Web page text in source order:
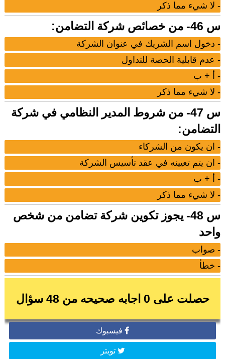
- لا شيء مما ذكر
س 46- من خصائص شركة التضامن:
- دخول اسم الشريك في عنوان الشركة
- عدم قابلية الحصة للتداول
- أ + ب
- لا شيء مما ذكر
س 47- من شروط المدير النظامي في شركة
التضامن:
- ان يكون من الشركاء
- ان يتم تعيينه في عقد تأسيس الشركة
- أ + ب
- لا شيء مما ذكر
س 48- يجوز تكوين شركة تضامن من شخص
واحد
- صواب
- خطأ
حصلت على 0 اجابه صحيحه من 48 سؤال
فيسبوك
تويتر